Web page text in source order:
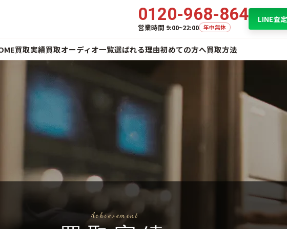
0120-968-864
営業時間 9:00~22:00 年中無休
LINE査
買取実績買取オーディオ一覧選ばれる理由初めての方へ買取方法
Achievement